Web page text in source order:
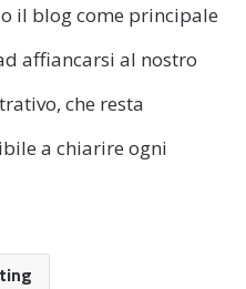
il blog come principale
affiancarsi al nostro
che resta
a chiarire ogni